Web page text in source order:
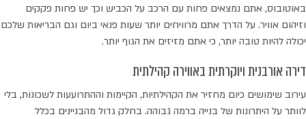
באוטובוס, אתם נמצאים פחות עם הרכב על הכביש וכך יש פחות פקקים
וזיהום אוויר. על הדרך אתם מרוויחים יותר שעות פנאי ביום וגם הבריאות שלכם
יכולה להיות טובה יותר, כי אתם מזיזים את הגוף יותר.
דירה אורבנית ויוקרתית באווירה קהילתית
עירוב שימושים כיום מחזיר את הקהילתיות, הקיימות וההתרועעות לשכונות, בלי
לוותר על היתרונות של בנייה ברמה גבוהה. בחלק גדול מהבניינים בכלל